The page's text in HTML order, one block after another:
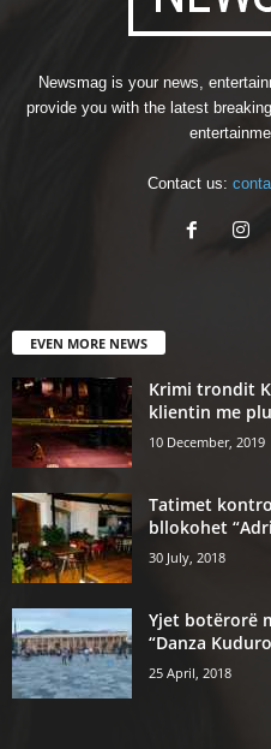
Newsmag is your news,
provide you with the latest
Contact us:
EVEN MORE NEWS
Krimi trondit
klientin me
10 December, 2019
Tatimet
bllokohet
30 July, 2018
Yjet botërorë
“Danza
25 April, 2018